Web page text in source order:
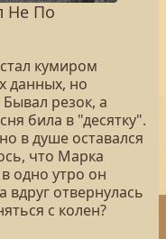
Не По
кумиром
данных, но
резок, а
била в "десятку".
в душе оставался
что Марка
одно утро он
вдруг отвернулась
с колен?